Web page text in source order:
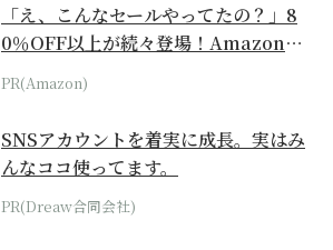
「え、こんなセールやってたの？」8
0％OFF以上が続々登場！Amazonの
本気が...
PR(Amazon)
SNSアカウントを着実に成長。実はみ
んなココ使ってます。
PR(Dreaw合同会社)